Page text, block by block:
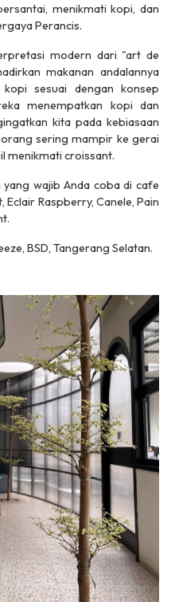
menikmati kopi, dan
Perancis.
modern dari "art de
makanan andalannya
sesuai dengan konsep
menempatkan kopi dan
kita pada kebiasaan
sering mampir ke gerai
menikmati croissant.
wajib Anda coba di cafe
Raspberry, Canele, Pain
BSD, Tangerang Selatan.